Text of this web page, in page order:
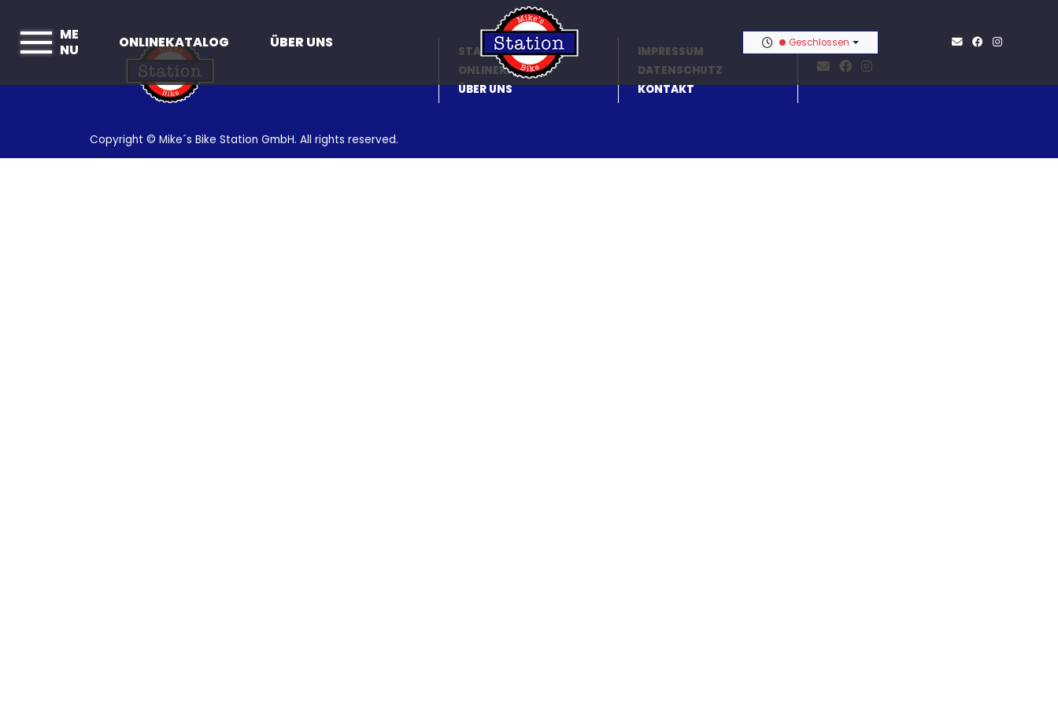
ME
NU
ONLINEKATALOG ÜBER UNS Geschlossen
STARTSEITE
ONLINEKATALOG
ÜBER UNS
IMPRESSUM
DATENSCHUTZ
KONTAKT
Copyright © Mike´s Bike Station GmbH. All rights reserved.